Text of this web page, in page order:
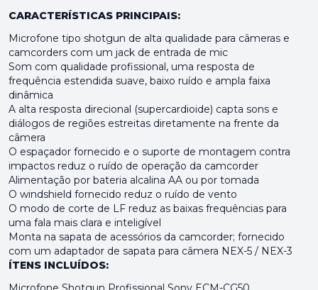
CARACTERÍSTICAS PRINCIPAIS:
Microfone tipo shotgun de alta qualidade para câmeras e
camcorders com um jack de entrada de mic
Som com qualidade profissional, uma resposta de
frequência estendida suave, baixo ruído e ampla faixa
dinâmica
A alta resposta direcional (supercardioide) capta sons e
diálogos de regiões estreitas diretamente na frente da
câmera
O espaçador fornecido e o suporte de montagem contra
impactos reduz o ruído de operação da camcorder
Alimentação por bateria alcalina AA ou por tomada
O windshield fornecido reduz o ruído de vento
O modo de corte de LF reduz as baixas frequências para
uma fala mais clara e inteligível
Monta na sapata de acessórios da camcorder; fornecido
com um adaptador de sapata para câmera NEX-5 / NEX-3
ÍTENS INCLUÍDOS: